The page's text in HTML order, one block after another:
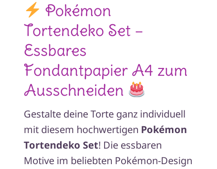
MengePokémon
Tortendeko Set –
Essbares
Fondantpapier A4 zum
Ausschneiden
Gestalte deine Torte ganz individuell
mit diesem hochwertigen Pokémon
Tortendeko Set! Die essbaren
Motive im beliebten Pokémon-Design